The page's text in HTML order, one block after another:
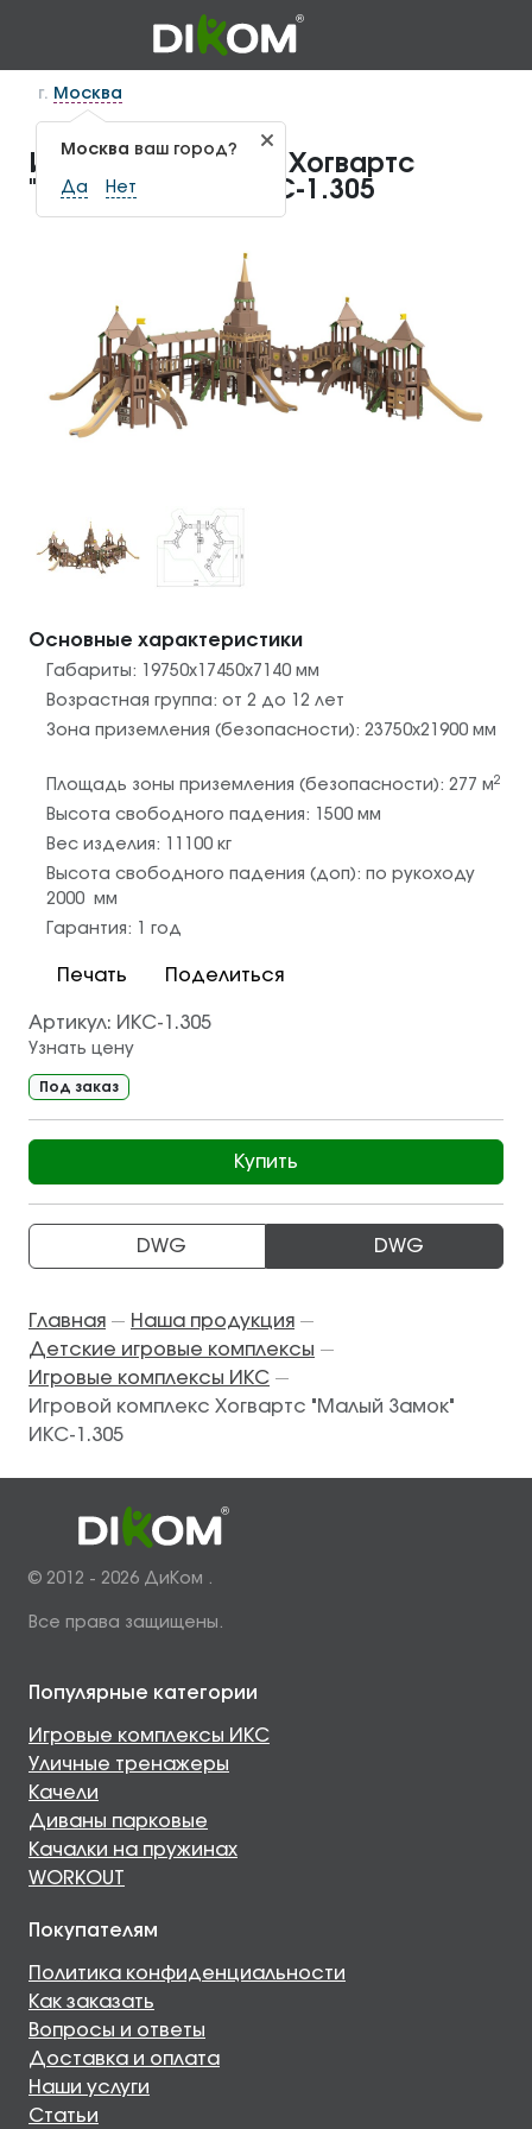
г. Москва
Москва ваш город?
Да Нет
Игровой комплекс Хогвартс
"Малый Замок" ИКС-1.305
Основные характеристики
Габариты: 19750х17450х7140 мм
Возрастная группа: от 2 до 12 лет
Зона приземления (безопасности): 23750х21900 мм
Площадь зоны приземления (безопасности): 277 м2
Высота свободного падения: 1500мм
Вес изделия:
11100 кг
Высота свободного падения (доп): по рукоходу
2000 мм
Гарантия:
1 год
Печать Поделиться
Артикул: ИКС-1.305
Узнать цену
Под заказ
Купить
DWG DWG
Главная — Наша продукция —
Детские игровые комплексы —
Игровые комплексы ИКС —
Игровой комплекс Хогвартс "Малый Замок"
ИКС-1.305
© 2012 - 2026 ДиКом .
Все права защищены.
Популярные категории
Игровые комплексы ИКС
Уличные тренажеры
Качели
Диваны парковые
Качалки на пружинах
WORKOUT
Покупателям
Политика конфиденциальности
Как заказать
Вопросы и ответы
Доставка и оплата
Наши услуги
Статьи